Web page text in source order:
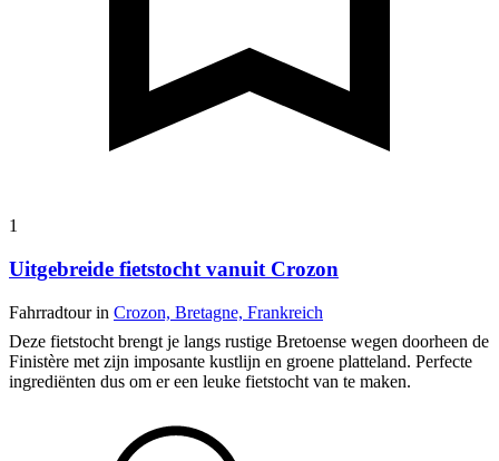
1
Uitgebreide fietstocht vanuit Crozon
Fahrradtour in Crozon, Bretagne, Frankreich
Deze fietstocht brengt je langs rustige Bretoense wegen doorheen de
Finistère met zijn imposante kustlijn en groene platteland. Perfecte
ingrediënten dus om er een leuke fietstocht van te maken.